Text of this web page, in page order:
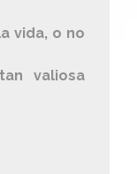
vida, o no
valiosa